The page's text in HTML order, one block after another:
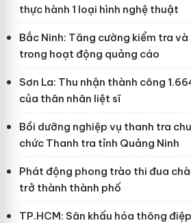
thực hành 1 loại hình nghệ thuật
Bắc Ninh: Tăng cường kiểm tra
trong hoạt động quảng cáo
Sơn La: Thu nhận thành công
của thân nhân liệt sĩ
Bồi dưỡng nghiệp vụ thanh tra
chức Thanh tra tỉnh Quảng Ninh
Phát động phong trào thi đua
trở thành thành phố
TP.HCM: Sân khấu hóa thông